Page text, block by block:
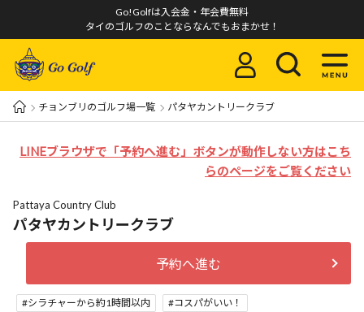
Go!Golfは入会金・年会費無料
タイのゴルフのことならなんでもおまかせ！
チョンブリのゴルフ場一覧 パタヤカントリークラブ
LINEブラウザで「予約へ進む」ボタンが動作しない方はこち
らのページをご覧ください
Pattaya Country Club
パタヤカントリークラブ
予約へ進む
シラチャーから約1時間以内
コスパがいい！